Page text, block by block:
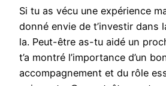
Si tu as vécu une expérience
donné envie de t’investir dans
la. Peut-être as-tu aidé un
t’a montré l’importance d’un
accompagnement et du rôle